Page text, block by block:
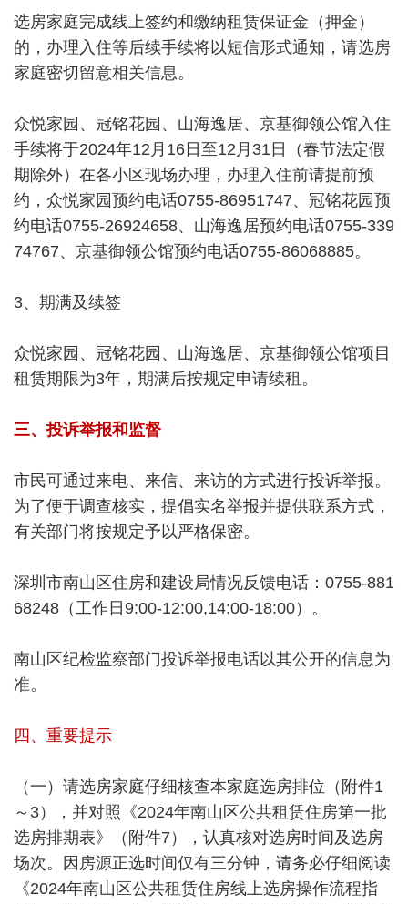
选房家庭完成线上签约和缴纳租赁保证金（押金）
的，办理入住等后续手续将以短信形式通知，请选房
家庭密切留意相关信息。
众悦家园、冠铭花园、山海逸居、京基御领公馆入住
手续将于2024年12月16日至12月31日（春节法定假
期除外）在各小区现场办理，办理入住前请提前预
约，众悦家园预约电话0755-86951747、冠铭花园预
约电话0755-26924658、山海逸居预约电话0755-339
74767、京基御领公馆预约电话0755-86068885。
3、期满及续签
众悦家园、冠铭花园、山海逸居、京基御领公馆项目
租赁期限为3年，期满后按规定申请续租。
三、投诉举报和监督
市民可通过来电、来信、来访的方式进行投诉举报。
为了便于调查核实，提倡实名举报并提供联系方式，
有关部门将按规定予以严格保密。
深圳市南山区住房和建设局情况反馈电话：0755-881
68248（工作日9:00-12:00,14:00-18:00）。
南山区纪检监察部门投诉举报电话以其公开的信息为
准。
四、重要提示
（一）请选房家庭仔细核查本家庭选房排位（附件1
～3），并对照《2024年南山区公共租赁住房第一批
选房排期表》（附件7），认真核对选房时间及选房
场次。因房源正选时间仅有三分钟，请务必仔细阅读
《2024年南山区公共租赁住房线上选房操作流程指